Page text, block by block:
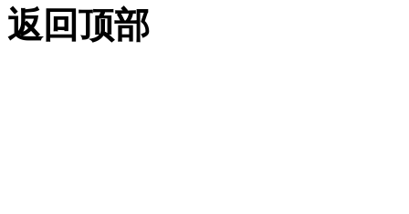
返回顶部